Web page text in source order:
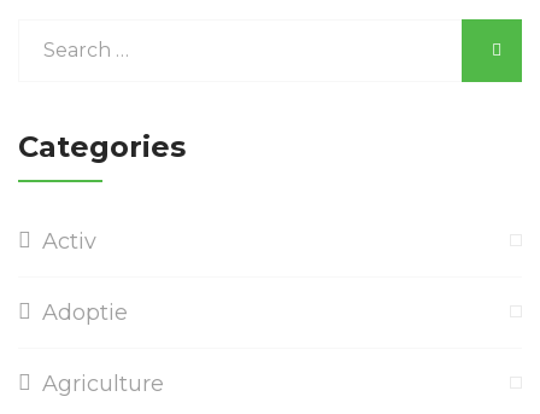
Categories
Activ
Adoptie
Agriculture